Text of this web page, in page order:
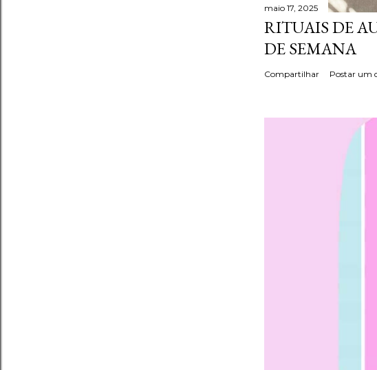
maio 17, 2025
RITUAIS DE
DE SEMANA
Compartilhar Postar um